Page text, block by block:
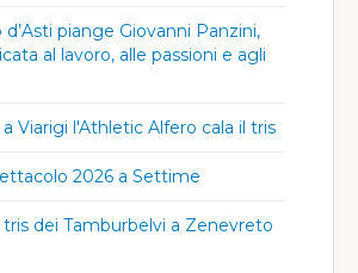
piange Giovanni Panzini,
al lavoro, alle passioni e agli
Viarigi l'Athletic Alfero cala il tris
2026 a Settime
tris dei Tamburbelvi a Zenevreto